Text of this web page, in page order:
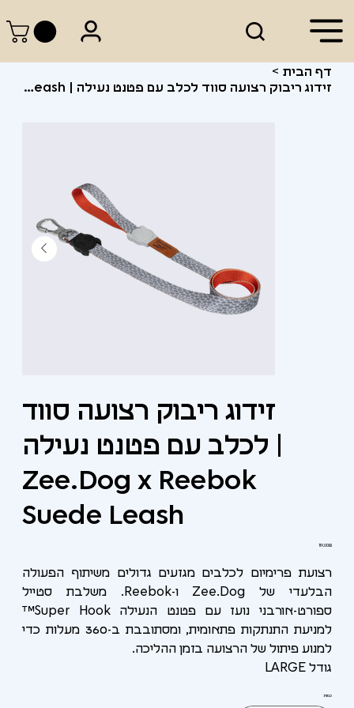
דף הבית >
זידוג ריבוק רצועה סווד לכלב עם פטנט נעילה | Zee.Dog x Reebok Suede Leash
זידוג ריבוק רצועה סווד
לכלב עם פטנט נעילה |
Zee.Dog x Reebok
Suede Leash
מחיר‏119.00 ‏₪
רצועת פרימיום לכלבים מגזעים גדולים משיתוף הפעולה
הבלעדי של Zee.Dog ו-Reebok. משלבת סטייל
ספורט-אורבני נועז עם פטנט הנעילה Super Hook™
למניעת התנתקות פתאומית, ומסתובבת ב-360 מעלות כדי
למנוע פיתול של הרצועה בזמן ההליכה.
גודל LARGE
כמות